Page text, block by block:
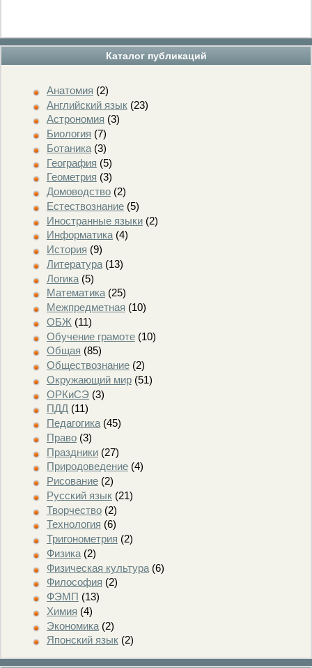
Каталог публикаций
Анатомия (2)
Английский язык(23)
Астрономия (3)
Биология (7)
Ботаника(3)
География (5)
Геометрия (3)
Домоводство(2)
Естествознание(5)
Иностранные языки(2)
Информатика(4)
История (9)
Литература(13)
Логика(5)
Математика(25)
Межпредметная (10)
ОБЖ (11)
Обучение грамоте(10)
Общая (85)
Обществознание(2)
Окружающий мир(51)
ОРКиСЭ(3)
ПДД(11)
Педагогика(45)
Право(3)
Праздники(27)
Природоведение(4)
Рисование(2)
Русский язык(21)
Творчество(2)
Технология (6)
Тригонометрия (2)
Физика(2)
Физическая культура(6)
Философия (2)
ФЭМП (13)
Химия (4)
Экономика(2)
Японский язык(2)